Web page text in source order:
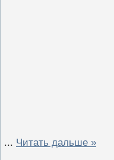
... Читать дальше »